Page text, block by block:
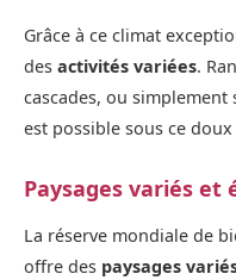
Grâce à ce climat
des activités variées.
cascades, ou
est possible sous ce
Paysages variés
La réserve mondiale de
offre des paysages